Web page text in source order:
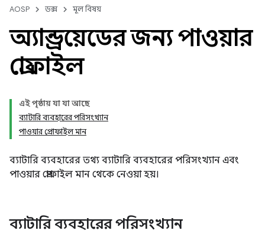
AOSP ডক্স মূল বিষয়
অ্যান্ড্রয়েডের জন্য পাওয়ার
প্রোফাইল
এই পৃষ্ঠায় যা যা আছে
ব্যাটারি ব্যবহারের পরিসংখ্যান
পাওয়ার প্রোফাইল মান
ব্যাটারি ব্যবহারের তথ্য ব্যাটারি ব্যবহারের পরিসংখ্যান এবং
পাওয়ার প্রোফাইল মান থেকে নেওয়া হয়।
ব্যাটারি ব্যবহারের পরিসংখ্যান